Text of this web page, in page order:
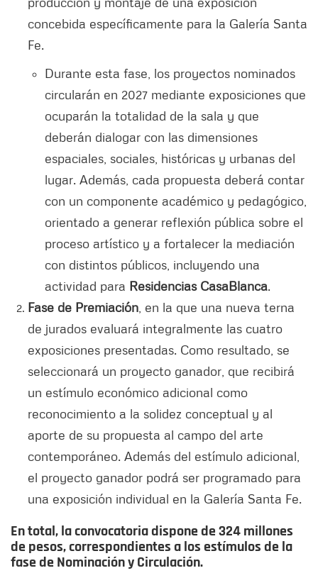
concebida específicamente para la Galería Santa
Fe.
Durante esta fase, los proyectos nominados
circularán en 2027 mediante exposiciones que
ocuparán la totalidad de la sala y que
deberán dialogar con las dimensiones
espaciales, sociales, históricas y urbanas del
lugar. Además, cada propuesta deberá contar
con un componente académico y pedagógico,
orientado a generar reflexión pública sobre el
proceso artístico y a fortalecer la mediación
con distintos públicos, incluyendo una
actividad para Residencias CasaBlanca.
Fase de Premiación , en la que una nueva terna
de jurados evaluará integralmente las cuatro
exposiciones presentadas. Como resultado, se
seleccionará un proyecto ganador, que recibirá
un estímulo económico adicional como
reconocimiento a la solidez conceptual y al
aporte de su propuesta al campo del arte
contemporáneo. Además del estímulo adicional,
el proyecto ganador podrá ser programado para
una exposición individual en la Galería Santa Fe.
En total, la convocatoria dispone de 324 millones
de pesos, correspondientes a los estímulos de la
fase de Nominación y Circulación.